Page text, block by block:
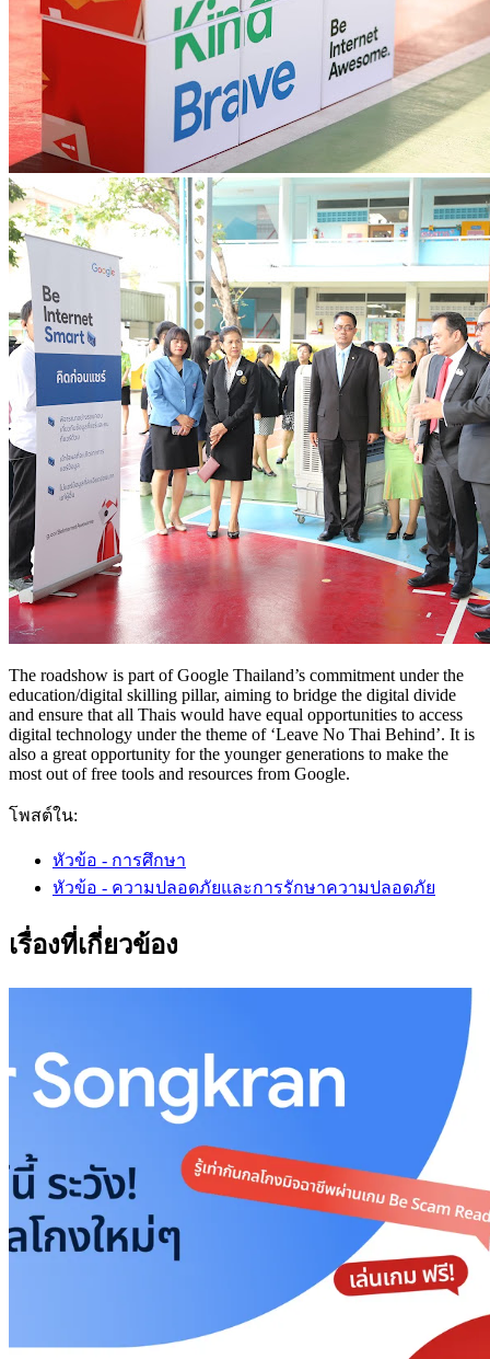
The roadshow is part of Google Thailand’s commitment under the
education/digital skilling pillar, aiming to bridge the digital divide
and ensure that all Thais would have equal opportunities to access
digital technology under the theme of ‘Leave No Thai Behind’. It is
also a great opportunity for the younger generations to make the
most out of free tools and resources from Google.
โพสต์ใน:
หัวข้อ - การศึกษา
หัวข้อ - ความปลอดภัยและการรักษาความปลอดภัย
เรื่องที่เกี่ยวข้อง